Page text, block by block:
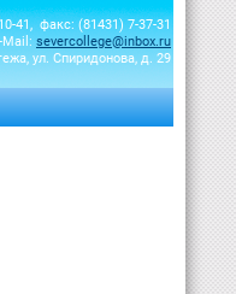
41, факс: (81431) 7-37-31
Mail: severcollege@inbox.ru
ул. Спиридонова, д. 29